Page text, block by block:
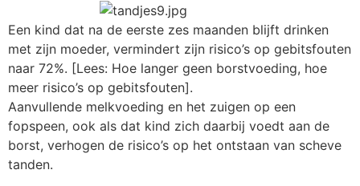
Een kind dat na de eerste zes maanden blijft drinken
met zijn moeder, vermindert zijn risico’s op gebitsfouten
naar 72%. [Lees: Hoe langer geen borstvoeding, hoe
meer risico’s op gebitsfouten].
Aanvullende melkvoeding en het zuigen op een
fopspeen, ook als dat kind zich daarbij voedt aan de
borst, verhogen de risico’s op het ontstaan van scheve
tanden.